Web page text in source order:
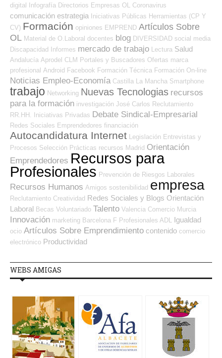
digital
Infografía Directorios Empresas OL Coronavirus
comunicación estrategia Iniciativas Públicas Herramientas (CP Y
CV) Formación opiniones EMPREND Artículos Sobre
OL Material de O.Laboral docentes blog DIVERSIDAD social media
Discapacidad
Informes mercado de trabajo Lectura Salud
Andalucía Aprodel CLM Portales y Buscadores Ofertas marca
profesional Android Facebook Formación Técnica Formación On-line
Noticias Empleo-Economía Castilla La Mancha Smartphone
trabajo Networking Nuevas Tecnologias recursos
para la formación investigación José Carlos Reclutamiento
RR.HH.
Iniciativas Privadas Debate Sindical-Empresarial
Redes Sociales Emprendedores financiación
Autocandidatura Internet Legislación Entrevistas y
Procesos Selección Prácticas recursos Madrid Orientación
Emprendedores Recursos para
Profesionales Prevención de Riesgos Laborales
Recursos Humanos Amigos sostenibilidad empresa
Reclutamiento Creatividad Redes Sociales y Blogs Orientación
Laboral Becas Voluntariado Talento Valencia Comercio Murcia
Innovación marketing Barcelona F Profesionales ADL Igualdad
ocio Artículos Sobre Emprendimiento contenido comercio
electrónico Productividad
WEBS AMIGAS